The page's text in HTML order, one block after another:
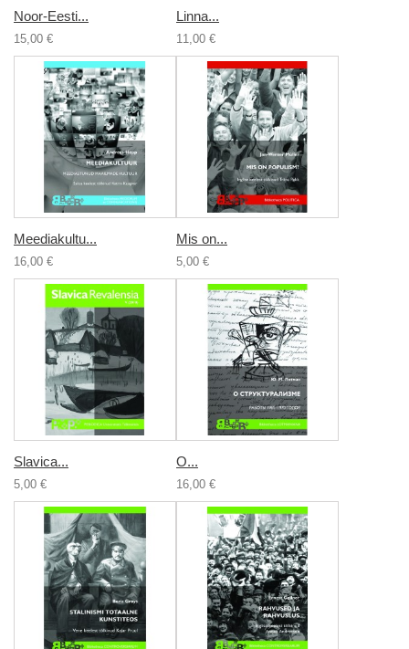
Noor-Eesti...
15,00 €
Linna...
11,00 €
Meediakultu...
16,00 €
Mis on...
5,00 €
Slavica...
5,00 €
О...
16,00 €